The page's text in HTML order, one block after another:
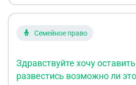
смог нормально забирать
Семейное право
Здравствуйте хочу
развестись возможно ли